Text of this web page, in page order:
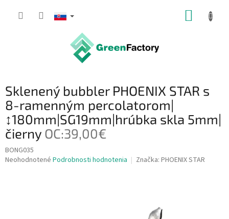
Sklenený bubbler PHOENIX STAR s
8-ramenným percolatorom|
↕180mm|SG19mm|hrúbka skla 5mm|
čierny OC:39,00€
BONG035
Priemerné
Neohodnotené Podrobnosti hodnotenia Značka: PHOENIX STAR